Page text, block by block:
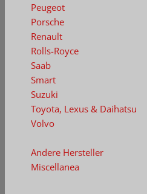
Peugeot
Porsche
Renault
Rolls-Royce
Saab
Smart
Suzuki
Toyota, Lexus & Daihatsu
Volvo
Andere Hersteller
Miscellanea